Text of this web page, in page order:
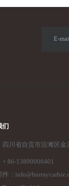
E-
们
四川省自贡市沿滩区金
+ 86-13890000401
：